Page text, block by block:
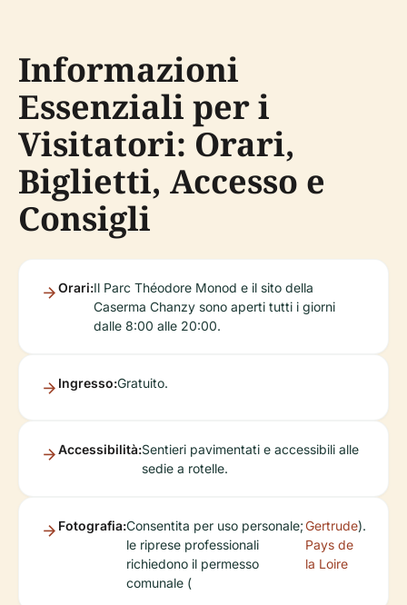
Informazioni
Essenziali per i
Visitatori: Orari,
Biglietti, Accesso e
Consigli
Orari:Il Parc Théodore Monod e il sito della
Caserma Chanzy sono aperti tutti i giorni
dalle 8:00 alle 20:00.
Ingresso:Gratuito.
Accessibilità:Sentieri pavimentati e accessibili alle
sedie a rotelle.
Fotografia:Consentita per uso personale;
le riprese professionali
richiedono il permesso
comunale (
Gertrude
Pays de
la Loire
).